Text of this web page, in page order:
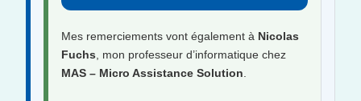
Mes remerciements vont également à Nicolas
Fuchs , mon professeur d’informatique chez
MAS – Micro Assistance Solution